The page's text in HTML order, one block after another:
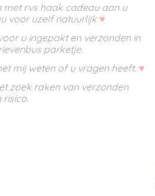
met rvs haak cadeau aan u
voor uzelf natuurlijk ♥
u ingepakt en verzonden in
parketje.
mij weten of u vragen heeft. ♥
zoek raken van verzonden